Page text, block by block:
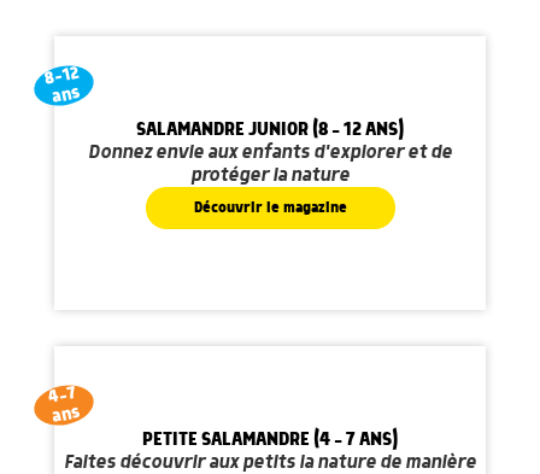
8-12
ans
SALAMANDRE JUNIOR (8 - 12 ANS)
Donnez envie aux enfants d'explorer et de
protéger la nature
Découvrir le magazine
4-7
ans
PETITE SALAMANDRE (4 - 7 ANS)
Faites découvrir aux petits la nature de manière